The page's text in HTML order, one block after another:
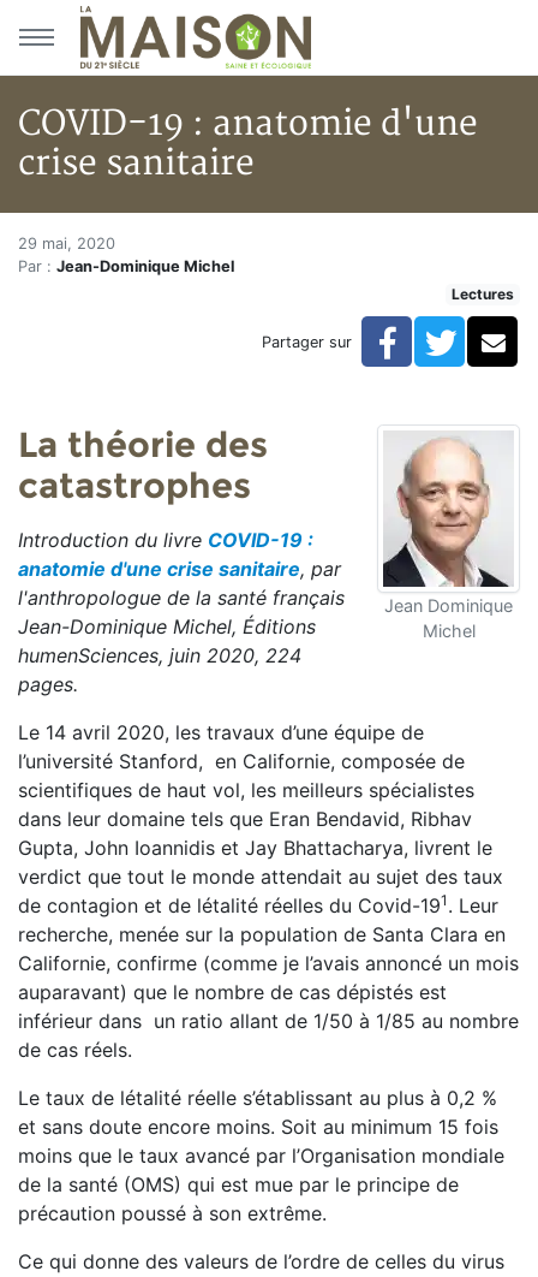
Aller au menu principal
Aller au contenu principal
COVID-19 : anatomie d'une
crise sanitaire
Accueil
Articles
Développement personnel
COVID-19 : anatomie d'une crise sanitaire
COVID-19 : anatomie d'une
29 mai, 2020
Par : Jean-Dominique Michel
Lectures
Partager sur Facebook
Jean Dominique
Michel
La théorie des
catastrophes
Introduction du livre COVID-19 :
anatomie d'une crise sanitaire, par
l'anthropologue de la santé français
Jean-Dominique Michel, Éditions
humenSciences, juin 2020, 224
pages.
Le 14 avril 2020, les travaux d’une équipe de
l’université Stanford, en Californie, composée de
scientifiques de haut vol, les meilleurs spécialistes
dans leur domaine tels que Eran Bendavid, Ribhav
Gupta, John Ioannidis et Jay Bhattacharya, livrent le
verdict que tout le monde attendait au sujet des taux
de contagion et de létalité réelles du Covid-191 . Leur
recherche, menée sur la population de Santa Clara en
Californie, confirme (comme je l’avais annoncé un mois
auparavant) que le nombre de cas dépistés est
inférieur dans un ratio allant de 1/50 à 1/85 au nombre
de cas réels.
Le taux de létalité réelle s’établissant au plus à 0,2 %
et sans doute encore moins. Soit au minimum 15 fois
moins que le taux avancé par l’Organisation mondiale
de la santé (OMS) qui est mue par le principe de
précaution poussé à son extrême.
Ce qui donne des valeurs de l’ordre de celles du virus